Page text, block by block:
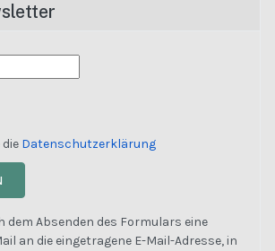
Datenschutzerklärung
dem Absenden des Formulars eine
an die eingetragene E-Mail-Adresse, in